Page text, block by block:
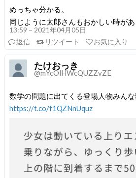
めっちゃ分かる。
同じように太郎さんもおかしい時があ
13:59 – 2021年04月05日
返信
リツイート お気に入り
たけおっき
@mYcOlHWcQUZZvZE
数学の問題に出てくる登場人物みんな
https://t.co/f1QZNnUquz